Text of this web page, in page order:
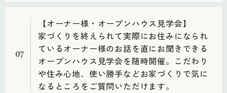
07
【オーナー様・オープンハウス見学会】
家づくりを終えられて実際にお住みになられ
ているオーナー様のお話を直にお聞きできる
オープンハウス見学会を随時開催。こだわり
や住み心地、使い勝手などお家づくりで気に
なるところをご質問いただけます。